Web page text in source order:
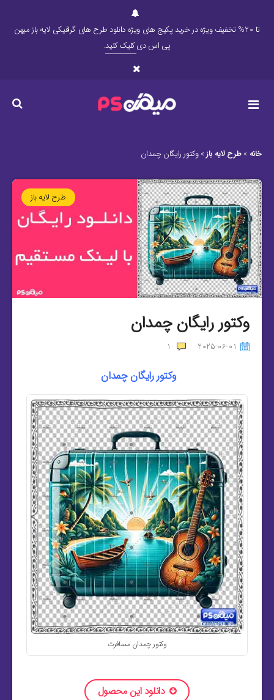
تا 20% تخفیف ویژه در خرید پکیج های ویژه دانلود طرح های گرافیکی لایه باز میهن
پی اس دیکلیک کنید.
خانه »طرح لایه باز»وکتور رایگان چمدان
طرح لایه باز
وکتور رایگان چمدان
2025-06-01
1
وکتور رایگان چمدان
وکتور چمدان مسافرت
دانلود این محصول